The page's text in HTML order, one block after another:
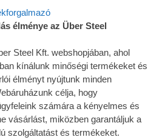
élménye az Über Steel
Steel Kft. webshopjában, ahol
kínálunk minőségi termékeket és
élményt nyújtunk minden
célja, hogy
számára a kényelmes és
vásárlást, miközben garantáljuk a
szolgáltatást és termékeket.